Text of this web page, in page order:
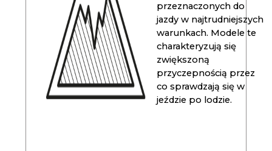
przeznaczonych do
jazdy w najtrudniejszych
warunkach. Modele te
charakteryzują się
zwiększoną
przyczepnością przez
co sprawdzają się w
jeździe po lodzie.